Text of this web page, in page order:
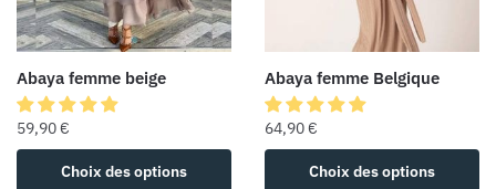
Abaya femme beige
59,90€
Choix des options
Abaya femme Belgique
64,90€
Choix des options